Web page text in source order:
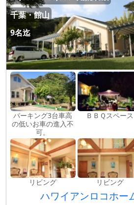
千葉・館山
9名迄
パーキング3台車高
の低いお車の進入不
可。
ＢＢＱスペース
リビング リビング
ハワイアンロコホー